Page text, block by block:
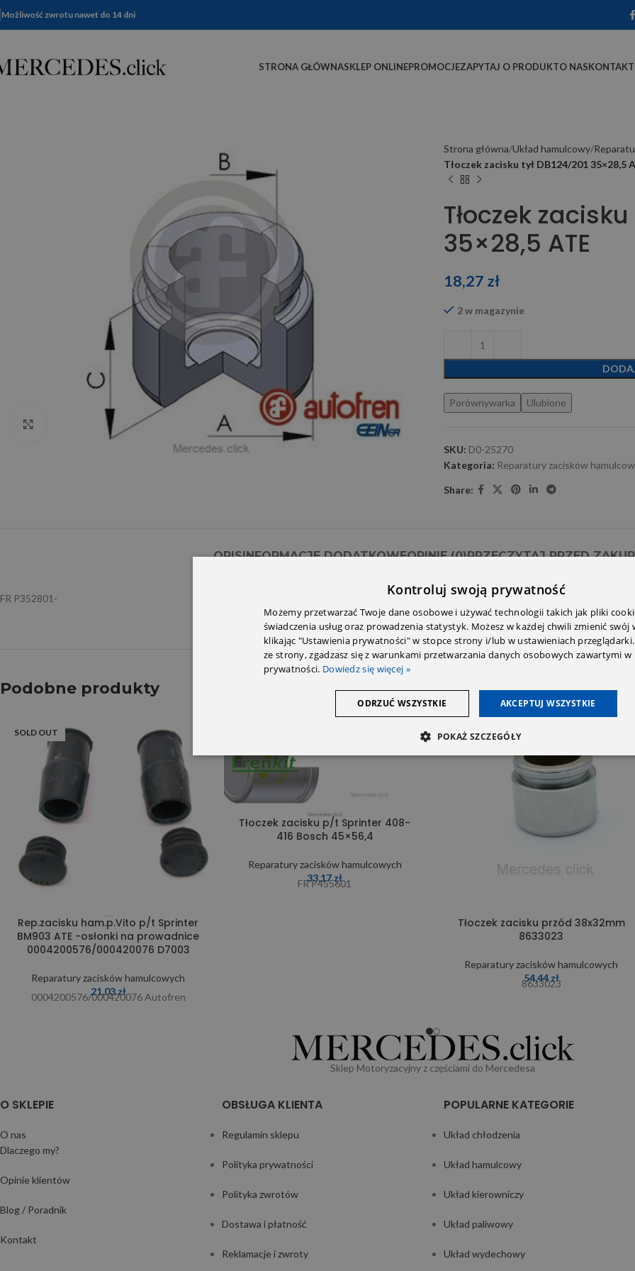
Możliwość zwrotu nawet do 14 dni
STRONA GŁÓWNASKLEP ONLINEPROMOCJEZAPYTAJ O PRODUKTO NASKONTAKT
Click to enlarge
Strona główna Układ hamulcowy
Tłoczek zacisku tył DB124/201 35×28,5
Tłoczek zacisku
35×28,5 ATE
18,27 zł
2 w magazynie
Porównywarka Ulubione
SKU: D0-25270
Kategoria: Reparatury zacisków
Share:
OPISINFORMACJE DODATKOWEOPINIE (0)PRZECZYTAJ PRZED
FR P352801-
Podobne produkty
SOLD OUT
Rep.zacisku ham.p.Vito p/t Sprinter
BM903 ATE -osłonki na prowadnice
0004200576/000420076 D7003
Reparatury zacisków hamulcowych
21,03zł
0004200576/000420076 Autofren
Tłoczek zacisku p/t Sprinter 408-
416 Bosch 45×56,4
Reparatury zacisków hamulcowych
33,17zł
FR P455601
Tłoczek zacisku przód 38x32mm
8633023
Reparatury zacisków hamulcowych
54,44 zł
8633023
Sklep Motoryzacyjny z częściami do Mercedesa
O SKLEPIE
O nas
Dlaczego my?
Opinie klientów
Blog / Poradnik
Kontakt
OBSŁUGA KLIENTA
Regulamin sklepu
Polityka prywatności
Polityka zwrotów
Dostawa i płatność
Reklamacje i zwroty
POPULARNE KATEGORIE
Układ chłodzenia
Układ hamulcowy
Układ kierowniczy
Układ paliwowy
Układ wydechowy
Kontroluj swoją prywatność
Możemy przetwarzać Twoje dane osobowe i używać technologii takich jak pliki
świadczenia usług oraz prowadzenia statystyk. Możesz w każdej chwili zmienić swój
klikając "Ustawienia prywatności" w stopce strony i/lub w ustawieniach
ze strony, zgadzasz się z warunkami przetwarzania danych osobowych zawartymi
prywatności. Dowiedz się więcej »
AKCEPTUJ WSZYSTKIE
ODRZUĆ WSZYSTKIE
POKAŻ SZCZEGÓŁY